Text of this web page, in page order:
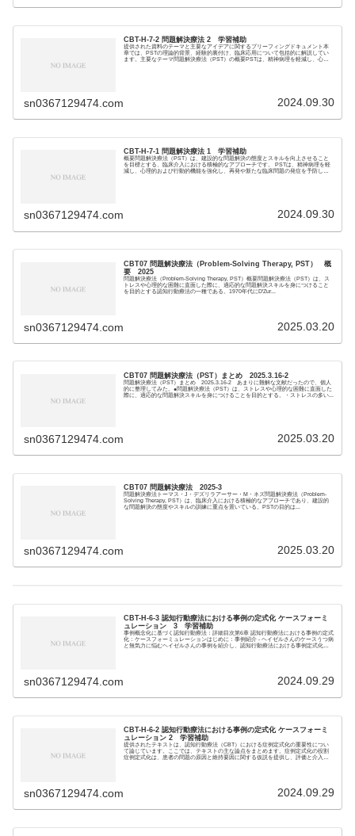
CBT-H-7-2 問題解決療法 2 学習補助
提供された資料のテーマと主要なアイデアに関するブリーフィングドキュメント本
章では、PSTの理論的背景、経験的裏付け、臨床応用について包括的に解説してい
ます。主要なテーマ問題解決療法（PST）の概要PSTは、精神病理を軽減し、心理
sn0367129474.com 2024.09.30
CBT-H-7-1 問題解決療法 1 学習補助
概要問題解決療法（PST）は、建設的な問題解決の態度とスキルを向上させること
を目標とする、臨床介入における積極的なアプローチです。 PSTは、精神病理を軽
減し、心理的および行動的機能を強化し、再発や新たな臨床問題の発症を予防し、
sn0367129474.com 2024.09.30
CBT07 問題解決療法（Problem-Solving Therapy, PST） 概
要 2025
問題解決療法（Problem-Solving Therapy, PST）概要問題解決療法（PST）は、ス
トレスや心理的な困難に直面した際に、適応的な問題解決スキルを身につけること
を目的とする認知行動療法の一種である。1970年代にD'Zur...
sn0367129474.com 2025.03.20
CBT07 問題解決療法（PST）まとめ 2025.3.16-2
問題解決療法（PST）まとめ 2025.3.16-2 あまりに難解な文献だったので、個人
的に整理してみた。●問題解決療法（PST）は、ストレスや心理的な困難に直面した
際に、適応的な問題解決スキルを身につけることを目的とする。・ストレスの多い...
sn0367129474.com 2025.03.20
CBT07 問題解決療法 2025-3
問題解決療法トーマス・J・デズリラアーサー・M・ネズ問題解決療法（Problem-
Solving Therapy, PST）は、臨床介入における積極的なアプローチであり、建設的
な問題解決の態度やスキルの訓練に重点を置いている。PSTの目的は...
sn0367129474.com 2025.03.20
CBT-H-6-3 認知行動療法における事例の定式化 ケースフォーミ
ュレーション 3 学習補助
事例概念化に基づく認知行動療法：詳細目次第6章 認知行動療法における事例の定式
化：ケースフォーミュレーションはじめに：事例紹介 - ヘイゼルさんのケースうつ病
と無気力に悩むヘイゼルさんの事例を紹介し、認知行動療法における事例定式化の
sn0367129474.com 2024.09.29
CBT-H-6-2 認知行動療法における事例の定式化 ケースフォーミ
ュレーション 2 学習補助
提供されたテキストは、認知行動療法（CBT）における症例定式化の重要性につい
て論じています。ここでは、テキストの主な論点をまとめます。症例定式化の役割
症例定式化は、患者の問題の原因と維持要因に関する仮説を提供し、評価と介入の
sn0367129474.com 2024.09.29